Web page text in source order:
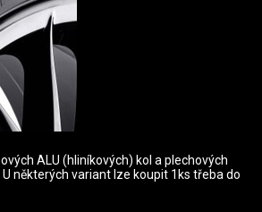
ALU (hliníkových) kol a plechových
některých variant lze koupit 1ks třeba do